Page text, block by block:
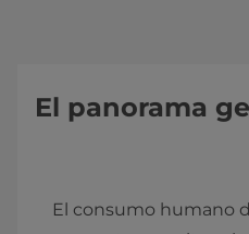
El panorama
El consumo humano